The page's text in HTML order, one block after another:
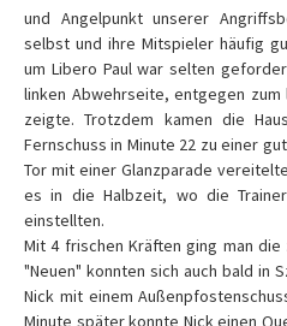
und Angelpunkt unserer
selbst und ihre Mitspieler häufig
um Libero Paul war selten
linken Abwehrseite, entgegen
zeigte. Trotzdem kamen die
Fernschuss in Minute 22 zu einer
Tor mit einer Glanzparade
es in die Halbzeit, wo die
einstellten.
Mit 4 frischen Kräften ging man die
"Neuen" konnten sich auch bald in
Nick mit einem
Minute später konnte Nick einen